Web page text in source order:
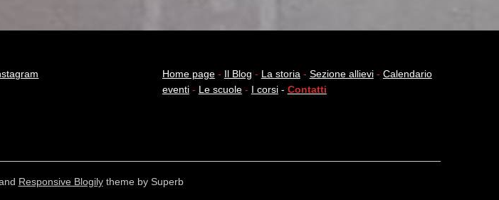
Home page - Il Blog - La storia - Sezione allievi - Calendario
eventi - Le scuole - I corsi- Contatti
Responsive Blogilytheme by Superb